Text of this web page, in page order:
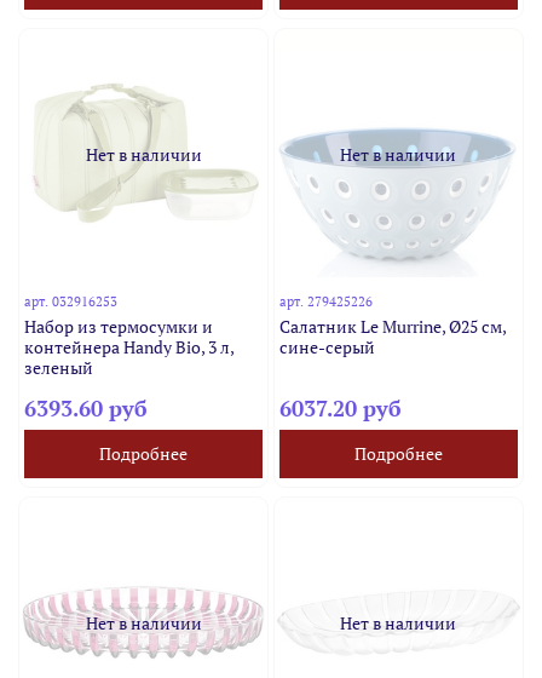
Нет в наличии
арт.032916253
Набор из термосумки и
контейнера Handy Bio, 3 л,
зеленый
6393.60 руб
Подробнее
Нет в наличии
арт. 279425226
Салатник Le Murrine, Ø25 см,
сине-серый
6037.20 руб
Подробнее
Нет в наличии Нет в наличии